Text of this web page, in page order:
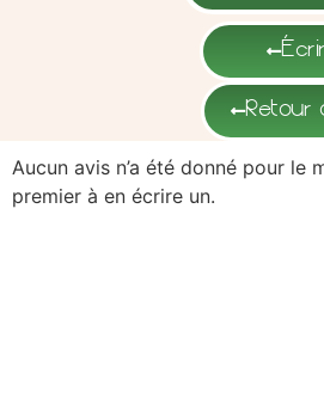
Retour
Aucun avis n’a été donné pour le
premier à en écrire un.